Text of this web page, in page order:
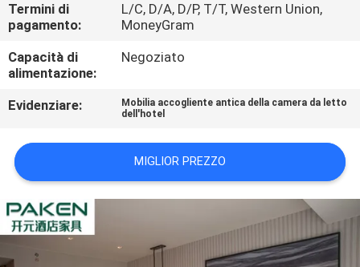
MAPPA
DEL
PRIVACY
POLICY
Termini di
pagamento:
L/C, D/A, D/P, T/T, Western Union,
MoneyGram
Capacità di
alimentazione:
Negoziato
Evidenziare:
Mobilia accogliente antica della camera da letto
dell'hotel
MIGLIOR PREZZO